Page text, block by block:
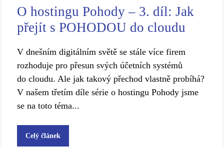
O hostingu Pohody – 3. díl: Jak
přejít s POHODOU do cloudu
V dnešním digitálním světě se stále více firem
rozhoduje pro přesun svých účetních systémů
do cloudu. Ale jak takový přechod vlastně probíhá?
V našem třetím díle série o hostingu Pohody jsme
se na toto téma...
Celý článek